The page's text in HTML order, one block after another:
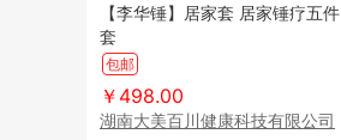
【李华锤】居家套 居家锤疗五件
套
包邮
￥498.00
湖南大美百川健康科技有限公司